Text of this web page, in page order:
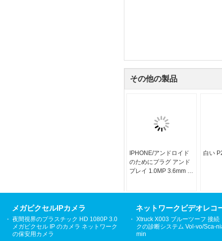
その他の製品
IPHONE/アンドロイド
のためにプラグ アンド
プレイ 1.0MP 3.6mm レ
白い
メガピクセルIPカメラ
夜間視界のプラスチック HD 1080P 3.0
メガピクセル IP のカメラ ネットワーク
の保安用カメラ
ネットワークビデオレコ
Xtruck X003 ブルーツーフ 接続
クの診断システム Vol-vo/Sca-
min